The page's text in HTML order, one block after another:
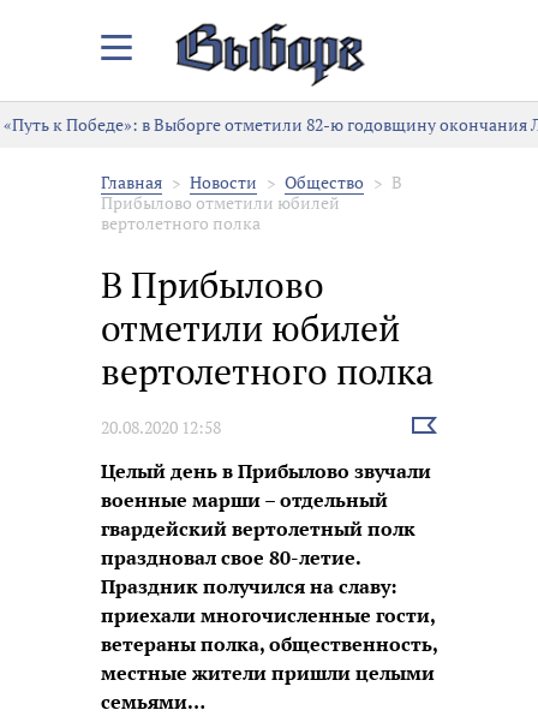
Закрыть/
меню
«Путь к Победе»: в Выборге отметили 82-ю годовщину окончания
Главная Новости Общество
В
Прибылово отметили юбилей
вертолетного полка
В Прибылово
отметили юбилей
вертолетного полка
20.08.2020 12:58
Выбрать
Целый день в Прибылово звучали
военные марши – отдельный
гвардейский вертолетный полк
праздновал свое 80-летие.
Праздник получился на славу:
приехали многочисленные гости,
ветераны полка, общественность,
местные жители пришли целыми
семьями…